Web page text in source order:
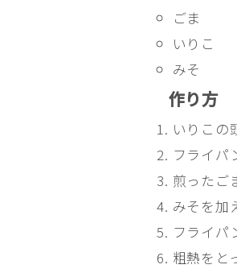
ごま
いりこ
みそ
作り方
いりこの
フライパ
煎ったご
みそを加
フライパ
粗熱をと